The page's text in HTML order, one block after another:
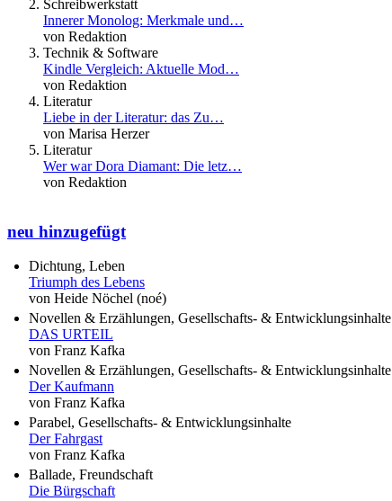
Schreibwerkstatt
Innerer Monolog: Merkmale und…
von Redaktion
Technik & Software
Kindle Vergleich: Aktuelle Mod…
von Redaktion
Literatur
Liebe in der Literatur: das Zu…
von Marisa Herzer
Literatur
Wer war Dora Diamant: Die letz…
von Redaktion
neu hinzugefügt
Dichtung, Leben
Triumph des Lebens
von Heide Nöchel (noé)
Novellen & Erzählungen, Gesellschafts- & Entwicklungsinhalte
DAS URTEIL
von Franz Kafka
Novellen & Erzählungen, Gesellschafts- & Entwicklungsinhalte
Der Kaufmann
von Franz Kafka
Parabel, Gesellschafts- & Entwicklungsinhalte
Der Fahrgast
von Franz Kafka
Ballade, Freundschaft
Die Bürgschaft